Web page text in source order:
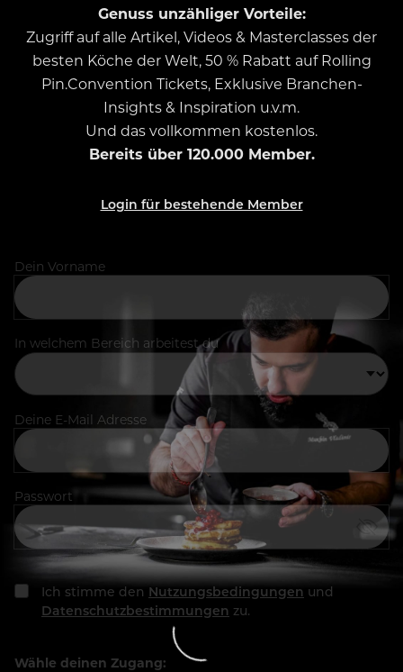
Genuss unzähliger Vorteile:
Zugriff auf alle Artikel, Videos & Masterclasses der
besten Köche der Welt, 50 % Rabatt auf Rolling
Pin.Convention Tickets, Exklusive Branchen-
Insights & Inspiration u.v.m.
Und das vollkommen kostenlos.
Bereits über 120.000 Member.
Login für bestehende Member
Dein Vorname
In welchem Bereich arbeitest du
Deine E-Mail Adresse
Passwort
Ich stimme den Nutzungsbedingungen und
Datenschutzbestimmungen zu.
Wähle deinen Zugang: